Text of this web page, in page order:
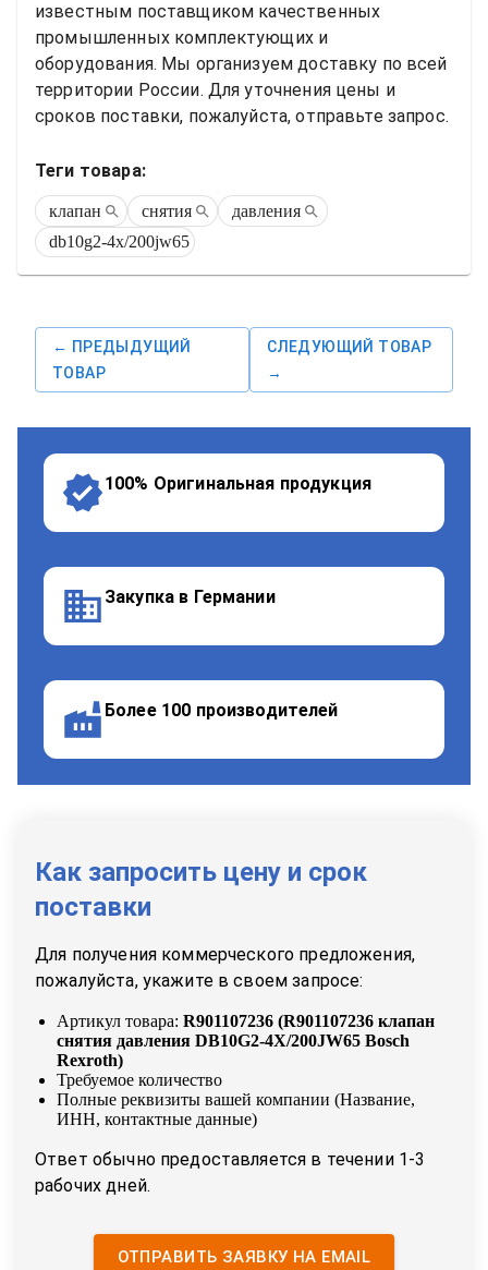
известным поставщиком качественных
промышленных комплектующих и
оборудования. Мы организуем доставку по всей
территории России. Для уточнения цены и
сроков поставки, пожалуйста, отправьте запрос.
Теги товара:
клапан снятия
давления
db10g2-4x/200jw65
← ПРЕДЫДУЩИЙ
ТОВАР
СЛЕДУЮЩИЙ ТОВАР
→
100% Оригинальная продукция
Закупка в Германии
Более 100 производителей
Как запросить цену и срок
поставки
Для получения коммерческого предложения,
пожалуйста, укажите в своем запросе:
Артикул товара: R901107236 (R901107236 клапан
снятия давления DB10G2-4X/200JW65 Bosch
Rexroth)
Требуемое количество
Полные реквизиты вашей компании (Название,
ИНН, контактные данные)
Ответ обычно предоставляется в течении 1-3
рабочих дней.
ОТПРАВИТЬ ЗАЯВКУ НА EMAIL